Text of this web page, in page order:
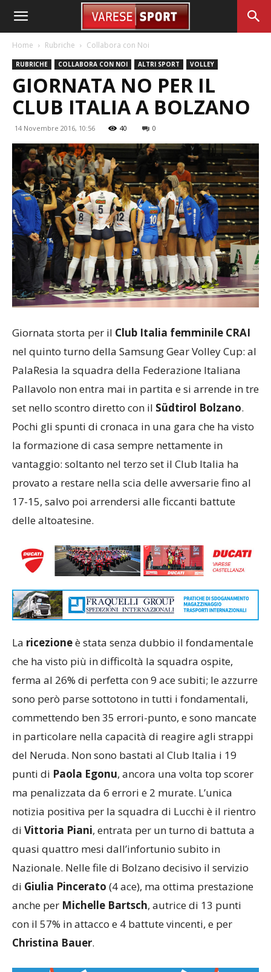
Home Rubriche Collabora con Noi
RUBRICHE COLLABORA CON NOI ALTRI SPORT VOLLEY
GIORNATA NO PER IL
CLUB ITALIA A BOLZANO
14 Novembre 2016, 10:56 40 0
Giornata storta per il Club Italia femminile CRAI
nel quinto turno della Samsung Gear Volley Cup: al
PalaResia la squadra della Federazione Italiana
Pallavolo non entra mai in partita e si arrende in tre
set nello scontro diretto con il Südtirol Bolzano.
Pochi gli spunti di cronaca in una gara che ha visto
la formazione di casa sempre nettamente in
vantaggio: soltanto nel terzo set il Club Italia ha
provato a restare nella scia delle avversarie fino al
17-15, salvo poi arrendersi alle ficcanti battute
delle altoatesine.
Laricezioneè stata senza dubbio il fondamentale
che ha visto più in difficoltà la squadra ospite,
ferma al 26% di perfetta con 9 ace subiti; le azzurre
sono però parse sottotono in tutti i fondamentali,
commettendo ben 35 errori-punto, e sono mancate
in particolare nella capacità di reagire agli strappi
del Neruda. Non sono bastati al Club Italia i 19
punti diPaola Egonu, ancora una volta top scorer
ma penalizzata da 6 errori e 2 murate. L’unica
notizia positiva per la squadra di Lucchi è il rientro
diVittoria Piani, entrata per un turno di battuta a
quasi quattro mesi dall’infortunio subito in
Nazionale. Nelle file di Bolzano decisivo il servizio
diGiulia Pincerato (4 ace), ma ottima prestazione
anche per Michelle Bartsch, autrice di 13 punti
con il 57% in attacco e 4 battute vincenti, e per
Christina Bauer.